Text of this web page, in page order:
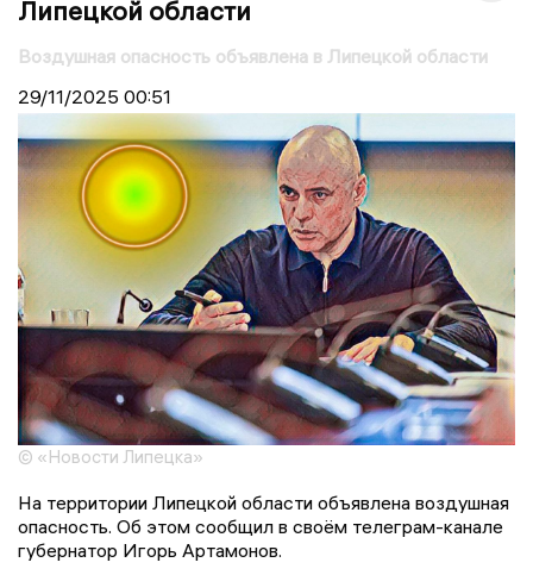
Липецкой области
Воздушная опасность объявлена в Липецкой области
29/11/2025 00:51
© «Новости Липецка»
На территории Липецкой области объявлена воздушная
опасность. Об этом сообщил в своём телеграм-канале
губернатор Игорь Артамонов.